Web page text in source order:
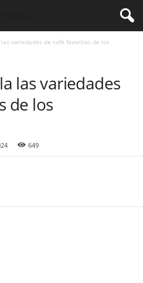
variedades de café favoritas de los
las variedades
de los
649